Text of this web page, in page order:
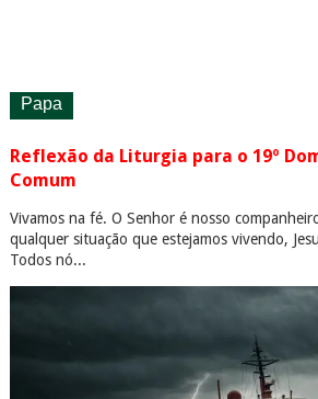
Papa
Reflexão da Liturgia para o 19º
Comum
Vivamos na fé. O Senhor é nosso
qualquer situação que estejamos vivendo,
Todos nó...